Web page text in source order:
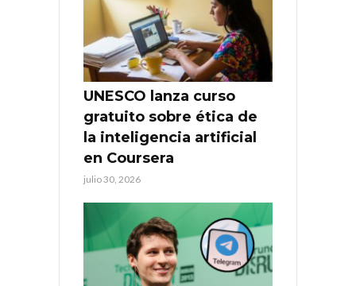
UNESCO lanza curso
gratuito sobre ética de
la inteligencia artificial
en Coursera
julio 30, 2026